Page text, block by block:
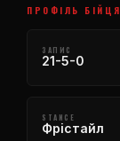
ПРОФІЛЬ БІЙЦЯ
ЗАПИС
21-5-0
STANCE
Фрістайл